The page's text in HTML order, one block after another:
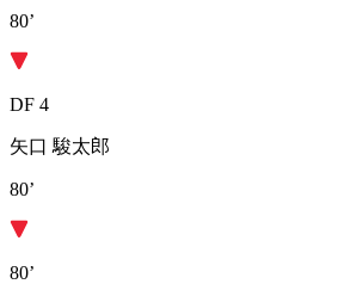
80’
DF 4
矢口 駿太郎
80’
80’